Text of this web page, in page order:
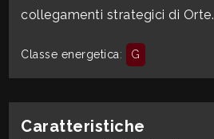
collegamenti strategici di Orte.
Classe energetica: G
Caratteristiche
1